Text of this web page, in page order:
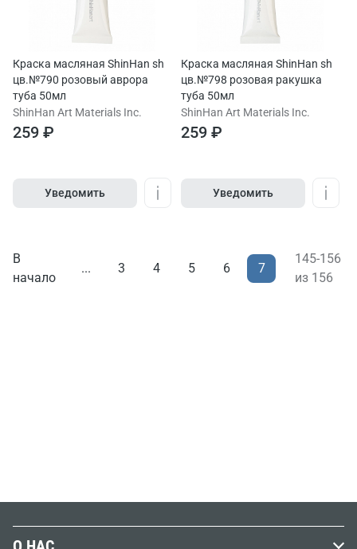
Краска масляная ShinHan sh
цв.№790 розовый аврора
туба 50мл
ShinHan Art Materials Inc.
259 ₽
Уведомить
Краска масляная ShinHan sh
цв.№798 розовая ракушка
туба 50мл
ShinHan Art Materials Inc.
259 ₽
Уведомить
В
начало
... 3 4 5 6 7
145-156
из 156